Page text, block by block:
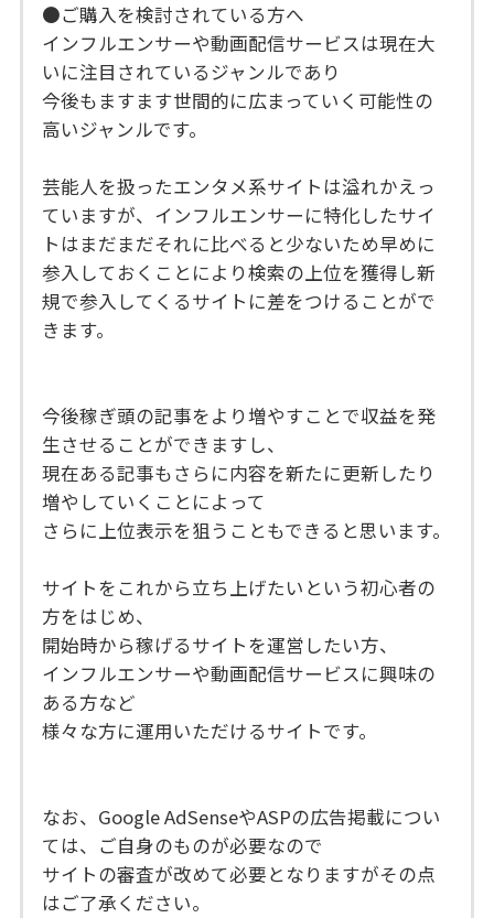
●ご購入を検討されている方へ
インフルエンサーや動画配信サービスは現在大
いに注目されているジャンルであり
今後もますます世間的に広まっていく可能性の
高いジャンルです。
芸能人を扱ったエンタメ系サイトは溢れかえっ
ていますが、インフルエンサーに特化したサイ
トはまだまだそれに比べると少ないため早めに
参入しておくことにより検索の上位を獲得し新
規で参入してくるサイトに差をつけることがで
きます。
今後稼ぎ頭の記事をより増やすことで収益を発
生させることができますし、
現在ある記事もさらに内容を新たに更新したり
増やしていくことによって
さらに上位表示を狙うこともできると思います。
サイトをこれから立ち上げたいという初心者の
方をはじめ、
開始時から稼げるサイトを運営したい方、
インフルエンサーや動画配信サービスに興味の
ある方など
様々な方に運用いただけるサイトです。
なお、Google AdSenseやASPの広告掲載につい
ては、ご自身のものが必要なので
サイトの審査が改めて必要となりますがその点
はご了承ください。